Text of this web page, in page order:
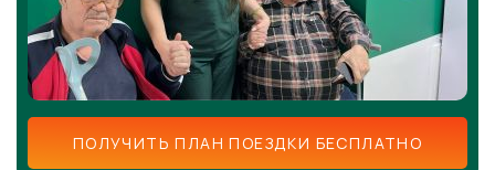
ПОЛУЧИТЬ ПЛАН ПОЕЗДКИ БЕСПЛАТНО